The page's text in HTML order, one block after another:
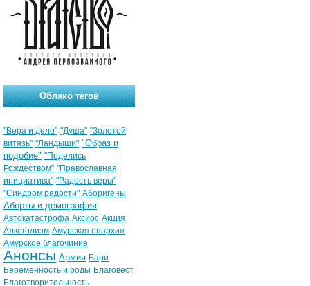
Облако тегов
"Вера и дело" "Душа" "Золотой
витязь" "Ландыши" "Образ и
подобие" "Поделись
Рождеством" "Православная
инициатива" "Радость веры"
"Синдром радости" Аборигены
Аборты и демография
Автокатастрофа Аксиос Акция
Алкоголизм Амурская епархия
Амурское благочиние
Анонсы Армия Бари
Беременность и роды Благовест
Благотворительность